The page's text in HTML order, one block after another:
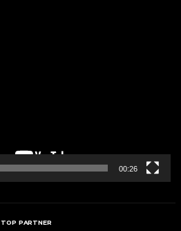
00:26
TOP PARTNER